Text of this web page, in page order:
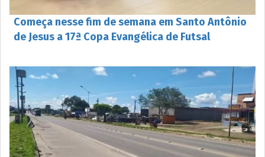
Começa nesse fim de semana em Santo Antônio
de Jesus a 17ª Copa Evangélica de Futsal